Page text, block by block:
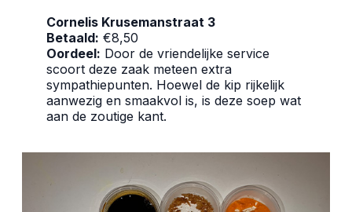
Cornelis Krusemanstraat 3
Betaald: €8,50
Oordeel: Door de vriendelijke service
scoort deze zaak meteen extra
sympathiepunten. Hoewel de kip rijkelijk
aanwezig en smaakvol is, is deze soep wat
aan de zoutige kant.